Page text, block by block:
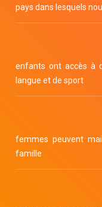
pays dans lesquels
enfants ont accès à
langue et de sport
femmes peuvent
famille